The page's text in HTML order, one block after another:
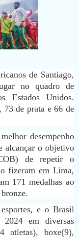
de Santiago,
no quadro de
Estados Unidos.
73 de prata e 66 de
desempenho
alcançar o objetivo
de repetir o
fizeram em Lima,
171 medalhas ao
e o Brasil
2024 em diversas
atletas), boxe(9),